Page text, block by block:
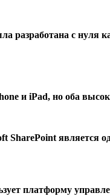
разработана с нуля
и iPad, но оба
SharePoint является
платформу